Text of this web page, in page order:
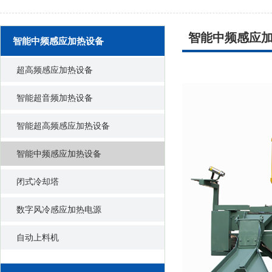
智能中频感应加热设备
超高频感应加热设备
智能超音频加热设备
智能超高频感应加热设备
智能中频感应加热设备
闭式冷却塔
数字风冷感应加热电源
自动上料机
智能中频感应